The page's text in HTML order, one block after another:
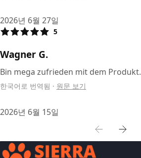
2026년 6월 27일
5
Wagner G.
Bin mega zufrieden mit dem Produkt.
한국어로 번역됨 · 원문 보기
2026년 6월 15일